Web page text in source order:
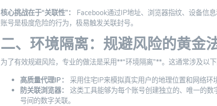
核心挑战在于“关联性”：
Facebook通过IP地址、浏览器指纹、设备信
账号是极度危险的行为，极易触发关联封号。
二、环境隔离：规避风险的黄金
为了有效规避风险，专业的做法是采用**“环境隔离”**。这通常涉及以下
高质量代理IP：
采用住宅IP来模拟真实用户的地理位置和网络环
防关联浏览器：
这类工具能够为每个账号创建独立的、唯一的
号间的数字关联。